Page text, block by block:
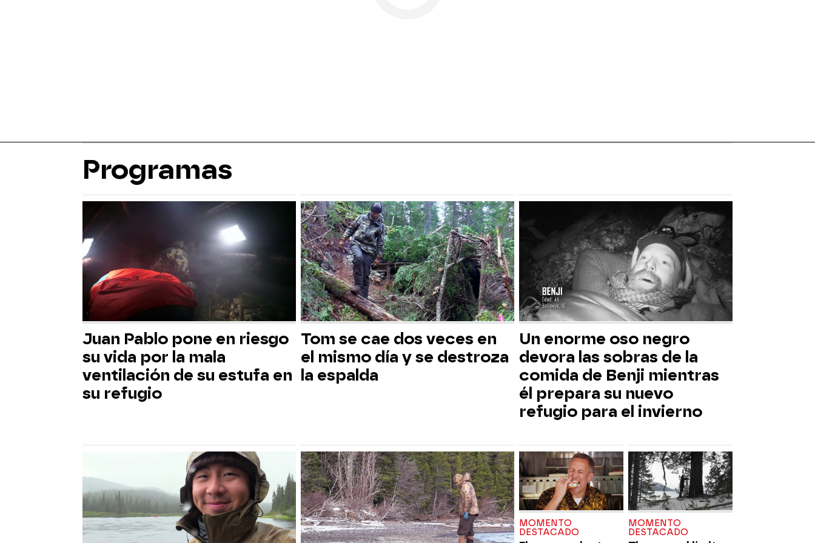
Programas
Juan Pablo pone en riesgo
su vida por la mala
ventilación de su estufa en
su refugio
Tom se cae dos veces en
el mismo día y se destroza
la espalda
Un enorme oso negro
devora las sobras de la
comida de Benji mientras
él prepara su nuevo
refugio para el invierno
MOMENTO
DESTACADO
MOMENTO
DESTACADO